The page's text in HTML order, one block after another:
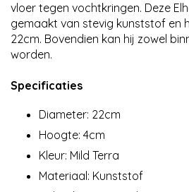
vloer tegen vochtkringen. Deze
gemaakt van stevig kunststof en
22cm. Bovendien kan hij zowel
worden.
Specificaties
Diameter: 22cm
Hoogte: 4cm
Kleur: Mild Terra
Materiaal: Kunststof